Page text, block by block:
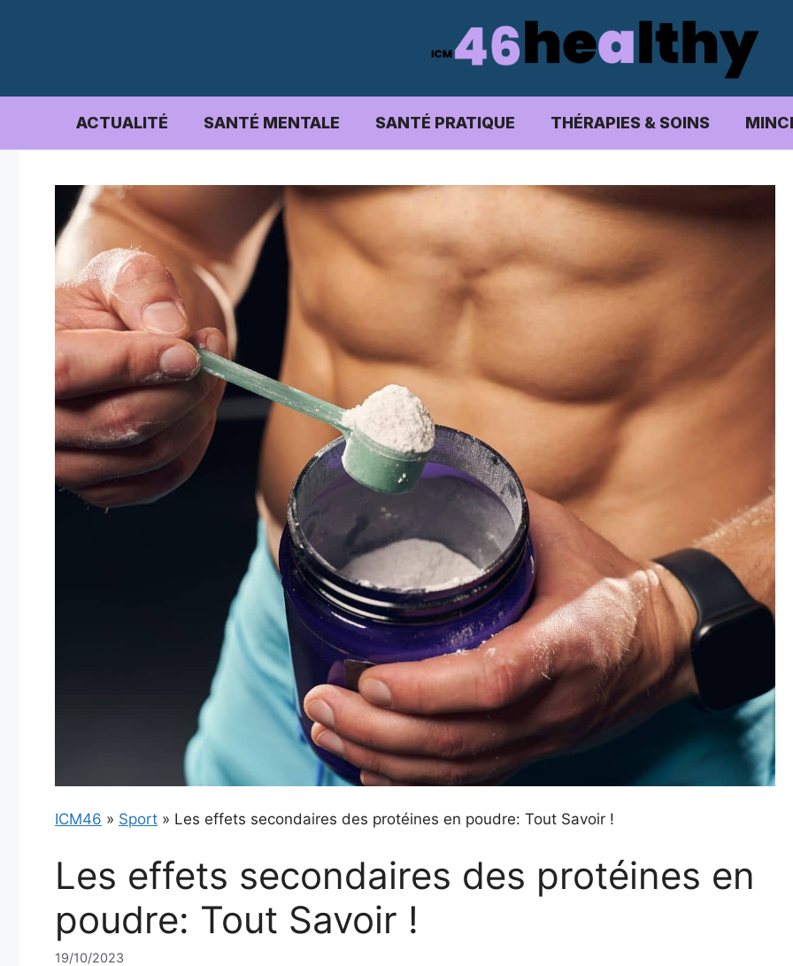
ACTUALITÉ SANTÉ MENTALE SANTÉ PRATIQUE THÉRAPIES & SOINS
ICM46 » Sport » Les effets secondaires des protéines en poudre: Tout Savoir !
Les effets secondaires des protéines en
poudre: Tout Savoir !
19/10/2023